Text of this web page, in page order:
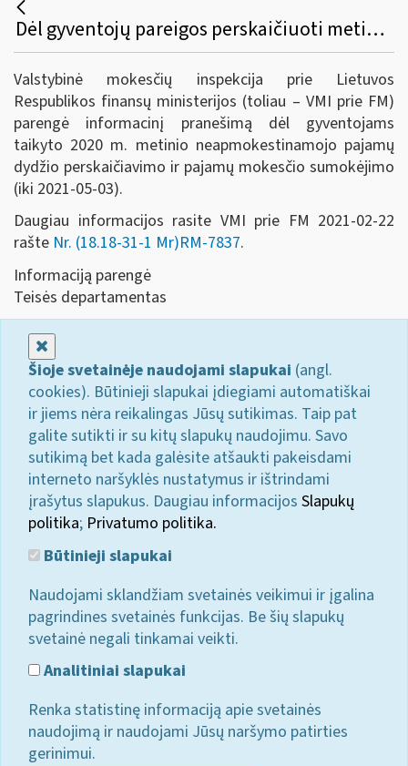
Dėl gyventojų pareigos perskaičiuoti metinį neapmokestinamąjį pajamų dydį ir pajamų mokestį
Valstybinė mokesčių inspekcija prie Lietuvos
Respublikos finansų ministerijos (toliau – VMI prie FM)
parengė informacinį pranešimą dėl gyventojams
taikyto 2020 m. metinio neapmokestinamojo pajamų
dydžio perskaičiavimo ir pajamų mokesčio sumokėjimo
(iki 2021-05-03).
Daugiau informacijos rasite VMI prie FM 2021-02-22
rašte Nr. (18.18-31-1 Mr)RM-7837.
Informaciją parengė
Teisės departamentas
Šioje svetainėje naudojami slapukai (angl.
cookies). Būtinieji slapukai įdiegiami automatiškai
ir jiems nėra reikalingas Jūsų sutikimas. Taip pat
galite sutikti ir su kitų slapukų naudojimu. Savo
sutikimą bet kada galėsite atšaukti pakeisdami
interneto naršyklės nustatymus ir ištrindami
įrašytus slapukus. Daugiau informacijos Slapukų
politika; Privatumo politika.
Būtinieji slapukai
Naudojami sklandžiam svetainės veikimui ir įgalina
pagrindines svetainės funkcijas. Be šių slapukų
svetainė negali tinkamai veikti.
Analitiniai slapukai
Renka statistinę informaciją apie svetainės
naudojimą ir naudojami Jūsų naršymo patirties
gerinimui.